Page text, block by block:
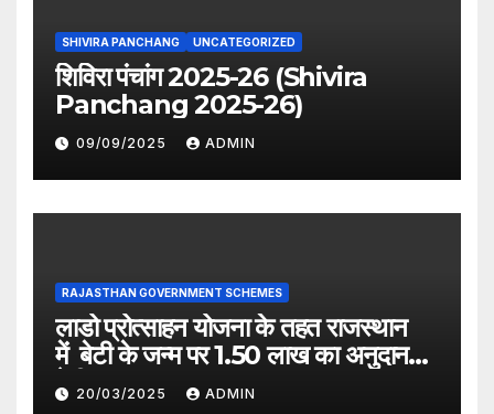
SHIVIRA PANCHANG UNCATEGORIZED
शिविरा पंचांग 2025-26 (Shivira
Panchang 2025-26)
09/09/2025 ADMIN
RAJASTHAN GOVERNMENT SCHEMES
लाडो प्रोत्साहन योजना के तहत राजस्थान
में बेटी के जन्म पर 1.50 लाख का अनुदान
देगी सरकार
20/03/2025 ADMIN